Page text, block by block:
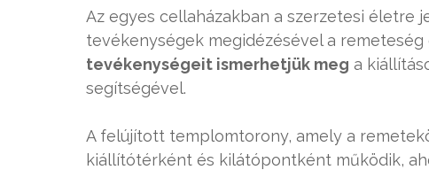
Az egyes cellaházakban a szerzetesi
tevékenységek megidézésével a remeteség
tevékenységeit ismerhetjük meg a
segítségével.
A felújított templomtorony, amely a
kiállítótérként és kilátópontként működik,